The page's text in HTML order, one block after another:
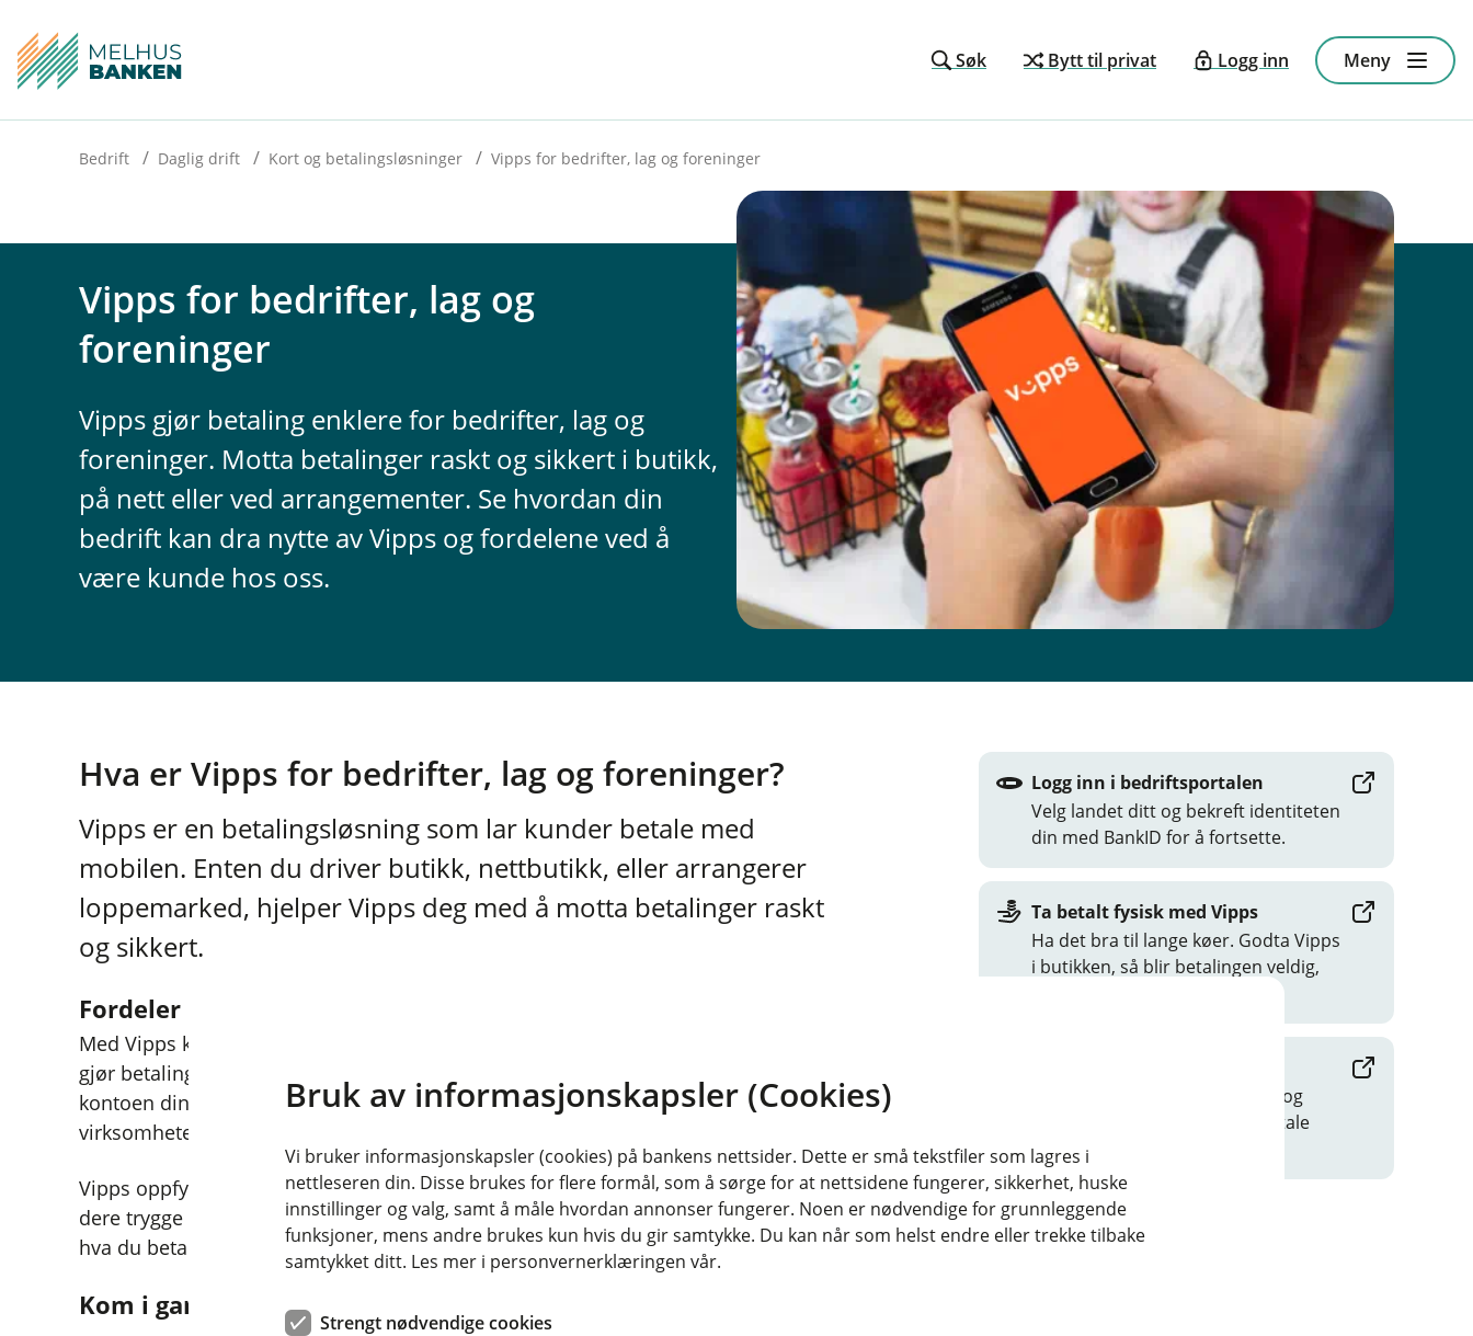
Søk Bytt til privat Logg inn Meny
Bedrift Daglig drift Kort og betalingsløsninger Vipps for bedrifter, lag og foreninger
Vipps for bedrifter, lag og
foreninger
Vipps gjør betaling enklere for bedrifter, lag og
foreninger. Motta betalinger raskt og sikkert i butikk,
på nett eller ved arrangementer. Se hvordan din
bedrift kan dra nytte av Vipps og fordelene ved å
være kunde hos oss.
Hva er Vipps for bedrifter, lag og foreninger?
Vipps er en betalingsløsning som lar kunder betale med
mobilen. Enten du driver butikk, nettbutikk, eller arrangerer
loppemarked, hjelper Vipps deg med å motta betalinger raskt
og sikkert.
Fordeler med Vipps for bedrifter
Med Vipps kan kundene dine betale uten å bruke kort eller kontanter, noe som
gjør betalingsprosessen enkel og problemfri. Pengene kommer raskt inn på
kontoen din, noe som forbedrer likviditeten og sikrer en smidig drift av
virksomheten.
Vipps oppfyller strenge sikkerhetskrav, slik at både du og kundene dine kan føle
dere trygge ved bruk av tjenesten. Vipps har transparente priser, så du vet alltid
hva du betaler for tjenesten uten ubehagelige overraskelser.
Kom i gang med Vipps
Logg inn i bedriftsportalen
Velg landet ditt og bekreft identiteten
din med BankID for å fortsette.
Ta betalt fysisk med Vipps
Ha det bra til lange køer. Godta Vipps
i butikken, så blir betalingen veldig,
Vipps, så ble det enda enklere og
raskere for kundene dine å betale
deg på nett.
Bruk av informasjonskapsler (Cookies)
Vi bruker informasjonskapsler (cookies) på bankens nettsider. Dette er små tekstfiler som lagres i
nettleseren din. Disse brukes for flere formål, som å sørge for at nettsidene fungerer, sikkerhet, huske
innstillinger og valg, samt å måle hvordan annonser fungerer. Noen er nødvendige for grunnleggende
funksjoner, mens andre brukes kun hvis du gir samtykke. Du kan når som helst endre eller trekke tilbake
samtykket ditt. Les mer i personvernerklæringen vår.
Strengt nødvendige cookies